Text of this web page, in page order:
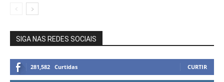
SIGA NAS REDES SOCIAIS
281,582 Curtidas CURTIR